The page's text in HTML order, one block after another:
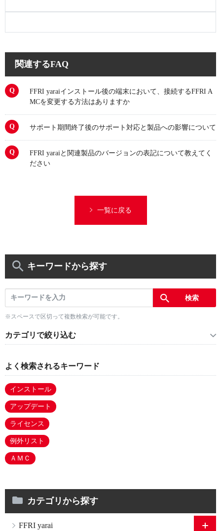
キーワードから探す
※スペースで区切って複数検索が可能です。
カテゴリで絞り込む
よく検索されるキーワード
インストール
アップデート
ライセンス
例外リスト
ＡＭＣ
カテゴリから探す
FFRI yarai
関連するFAQ
FFRI yaraiインストール後の端末において、接続するFFRI A
MCを変更する方法はありますか
サポート期間終了後のサポート対応と製品への影響について
FFRI yaraiと関連製品のバージョンの表記について教えてく
ださい
一覧に戻る